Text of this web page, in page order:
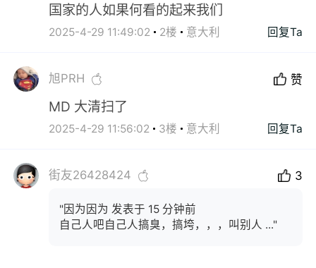
国家的人如果何看的起来我们
2025-4-29 11:49:02 2楼 意大利 回复Ta
旭PRH 赞
MD 大清扫了
2025-4-29 11:56:02 3楼 意大利 回复Ta
街友26428424 3
"因为因为 发表于 15 分钟前
自己人吧自己人搞臭，搞垮，，，叫别人 ..."